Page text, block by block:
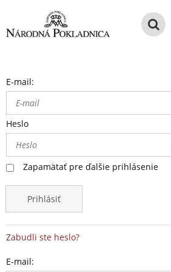
E-mail:
Heslo
Zapamätať pre ďalšie prihlásenie
Prihlásiť
Zabudli ste heslo?
E-mail: